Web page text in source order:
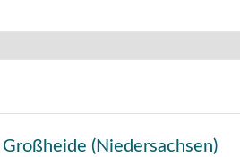
Großheide ( Niedersachsen)